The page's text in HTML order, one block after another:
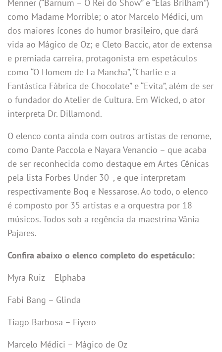
Menner (“Barnum – O Rei do Show” e “Elas Brilham”)
como Madame Morrible; o ator Marcelo Médici, um
dos maiores ícones do humor brasileiro, que dará
vida ao Mágico de Oz; e Cleto Baccic, ator de extensa
e premiada carreira, protagonista em espetáculos
como “O Homem de La Mancha”, “Charlie e a
Fantástica Fábrica de Chocolate” e “Evita”, além de ser
o fundador do Atelier de Cultura. Em Wicked, o ator
interpreta Dr. Dillamond.
O elenco conta ainda com outros artistas de renome,
como Dante Paccola e Nayara Venancio – que acaba
de ser reconhecida como destaque em Artes Cênicas
pela lista Forbes Under 30 -, e que interpretam
respectivamente Boq e Nessarose. Ao todo, o elenco
é composto por 35 artistas e a orquestra por 18
músicos. Todos sob a regência da maestrina Vânia
Pajares.
Confira abaixo o elenco completo do espetáculo:
Myra Ruiz – Elphaba
Fabi Bang – Glinda
Tiago Barbosa – Fiyero
Marcelo Médici – Mágico de Oz